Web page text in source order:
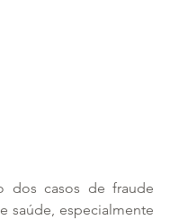
saúde, especialmente